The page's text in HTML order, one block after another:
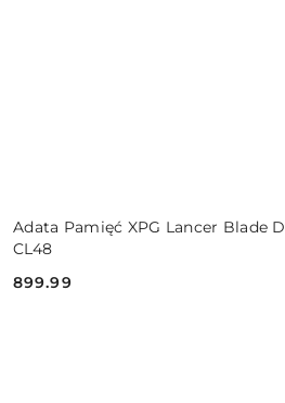
Adata Pamięć XPG Lancer Blade
CL48
Cena:
899.99